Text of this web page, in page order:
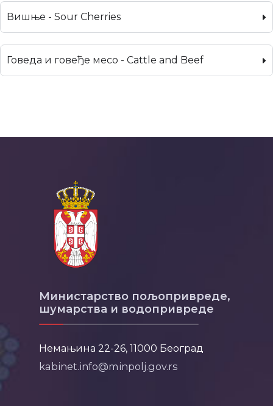
Вишње - Sour Cherries
Говеда и говеђе месо - Cattle and Beef
Министарство пољопривреде,
шумарства и водопривреде
Немањина 22-26, 11000 Београд
kabinet.info@minpolj.gov.rs